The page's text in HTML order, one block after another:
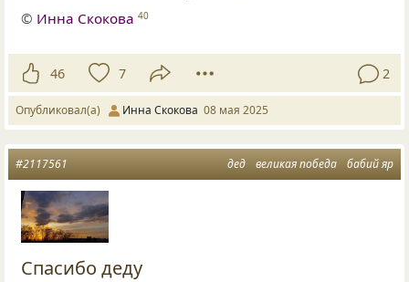
© Инна Скокова 40
46 7 2
Опубликовал(а) Инна Скокова 08 мая 2025
дед великая победа бабий яр
#2117561
Спасибо деду